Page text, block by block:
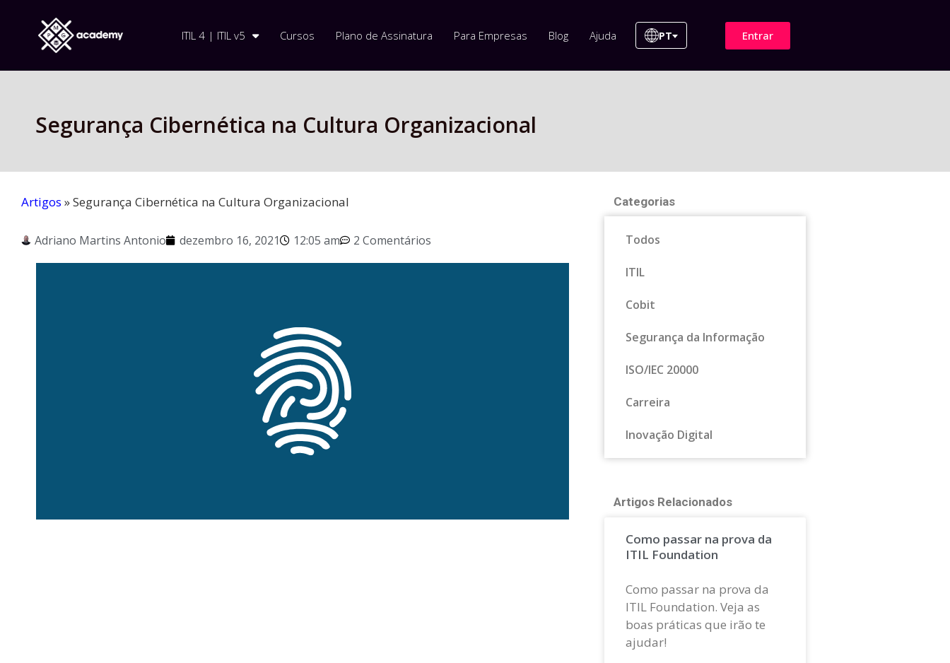
ITIL 4 | ITIL v5 Cursos Plano de Assinatura Para Empresas Blog Ajuda PT Entrar
Segurança Cibernética na Cultura Organizacional
Artigos »Segurança Cibernética na Cultura Organizacional
Adriano Martins Antonio dezembro 16, 2021 12:05 am 2 Comentários
Categorias
Todos
ITIL
Cobit
Segurança da Informação
ISO/IEC 20000
Carreira
Inovação Digital
Artigos Relacionados
Como passar na prova da
ITIL Foundation
Como passar na prova da
ITIL Foundation. Veja as
boas práticas que irão te
ajudar!